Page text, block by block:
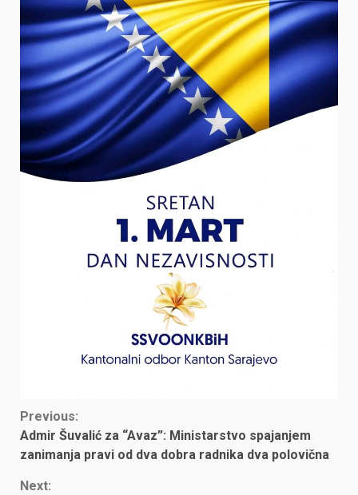
Continue
Reading
Previous:
Admir Šuvalić za “Avaz”: Ministarstvo spajanjem
zanimanja pravi od dva dobra radnika dva polovična
Next: